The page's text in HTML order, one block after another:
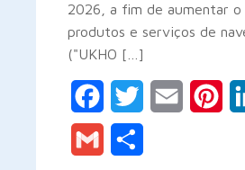
2026, a fim de aumentar o
produtos e serviços de
("UKHO […]
FacebookTwitter Email
Gmail